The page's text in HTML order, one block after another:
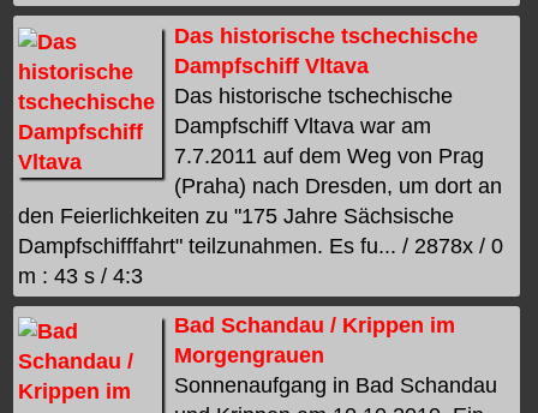
Das historische tschechische
Dampfschiff Vltava
Das historische tschechische
Dampfschiff Vltava war am
7.7.2011 auf dem Weg von Prag
(Praha) nach Dresden, um dort an
den Feierlichkeiten zu "175 Jahre Sächsische
Dampfschifffahrt" teilzunahmen. Es fu... / 2878x / 0
m : 43 s / 4:3
Bad Schandau / Krippen im
Morgengrauen
Sonnenaufgang in Bad Schandau